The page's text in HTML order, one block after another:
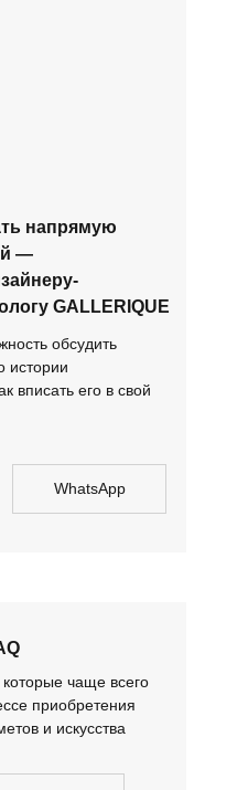
WhatsApp
обсудить
истории
вписать его в свой
чаще всего
приобретения
и искусства
напрямую
—
GALLERIQUE